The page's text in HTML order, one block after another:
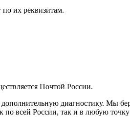
их реквизитам.
Почтой России.
дополнительную диагностику. Мы
всей России, так и в любую